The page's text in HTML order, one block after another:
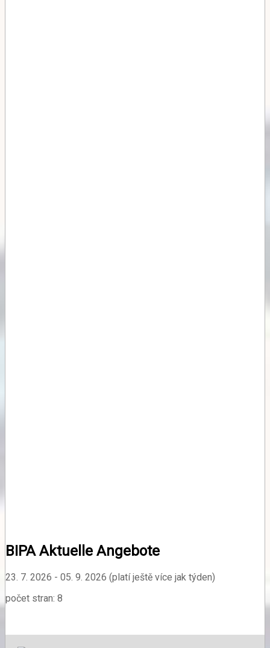
BIPA Aktuelle Angebote
23. 7. 2026 - 05. 9. 2026 (platí ještě více jak týden)
počet stran: 8